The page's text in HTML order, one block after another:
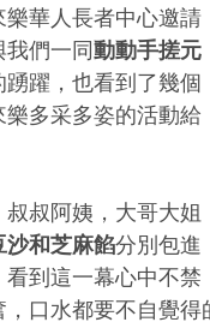
華人長者中心邀請
們一同動動手搓元
踴躍，也看到了幾個
多采多姿的活動給
叔阿姨，大哥大姐
沙和芝麻餡分別包進
到這一幕心中不禁
口水都要不自覺得